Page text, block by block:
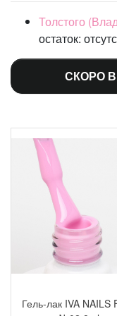
Толстого
остаток:
СКОРО
Гель-лак IVA NAILS